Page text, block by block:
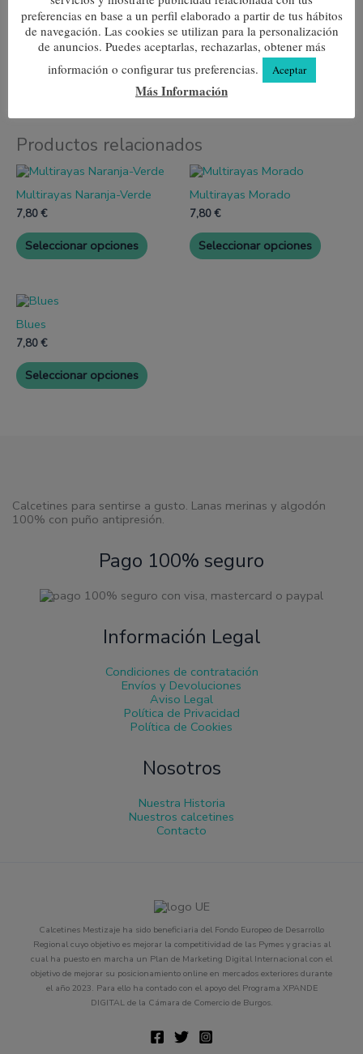
Talla
36-41, 41-45
Color
Azul, Marrón
Productos relacionados
Multirayas Naranja-Verde
7,80€
Seleccionar opciones
Este
tiene
múltiples
Las
opciones
Multirayas Morado
7,80€
Seleccionar opciones Las
Blues
7,80€
Seleccionar opciones Las
opciones
Calcetines para sentirse a gusto. Lanas merinas y algodón
100% con puño antipresión.
Pago 100% seguro
Información Legal
Condiciones de contratación
Envíos y Devoluciones
Aviso Legal
Política de Privacidad
Política de Cookies
Nosotros
Nuestra Historia
Nuestros calcetines
Contacto
Calcetines Mestizaje ha sido beneficiaria del Fondo Europeo de Desarrollo
Regional cuyo objetivo es mejorar la competitividad de las Pymes y gracias al
cual ha puesto en marcha un Plan de Marketing Digital Internacional con el
objetivo de mejorar su posicionamiento online en mercados exteriores durante
el año 2023. Para ello ha contado con el apoyo del Programa XPANDE
DIGITAL de la Cámara de Comercio de Burgos.
preferencias en base a un perfil elaborado a partir de tus hábitos
de navegación. Las cookies se utilizan para la personalización
de anuncios. Puedes aceptarlas, rechazarlas, obtener más
información o configurar tus preferencias.
Aceptar
Más Información